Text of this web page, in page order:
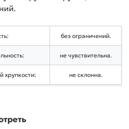
без ограничений.
не чувствительна.
хрупкости: не склонна.